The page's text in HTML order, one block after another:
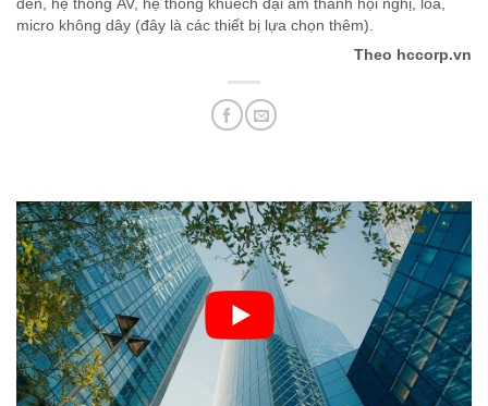
đèn, hệ thống AV, hệ thống khuếch đại âm thanh hội nghị, loa,
micro không dây (đây là các thiết bị lựa chọn thêm).
Theo hccorp.vn